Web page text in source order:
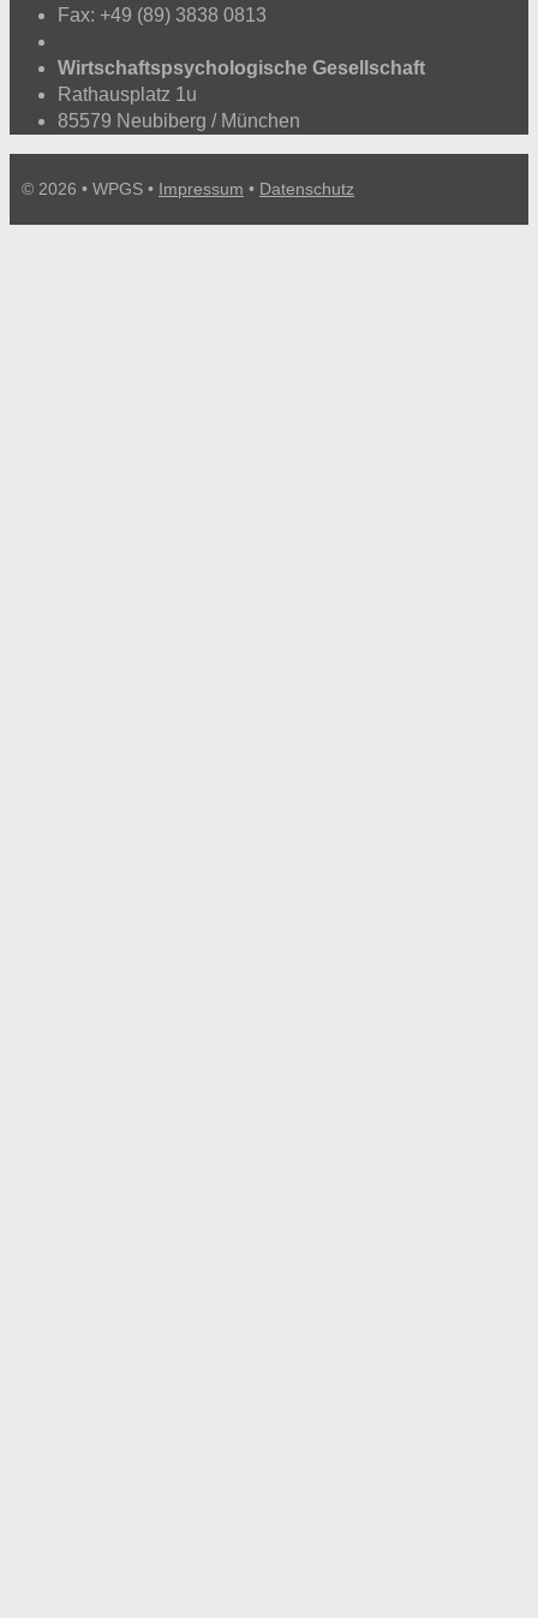
Fax: +49 (89) 3838 0813
Wirtschaftspsychologische Gesellschaft
Rathausplatz 1u
85579 Neubiberg / München
© 2026 • WPGS • Impressum • Datenschutz